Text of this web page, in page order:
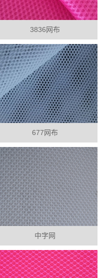
3836网布
677网布
中字网